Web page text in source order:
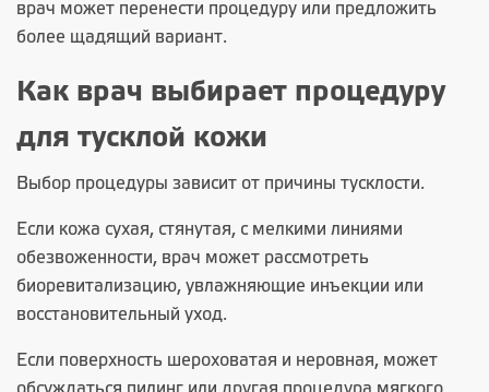
врач может перенести процедуру или предложить
более щадящий вариант.
Как врач выбирает процедуру
для тусклой кожи
Выбор процедуры зависит от причины тусклости.
Если кожа сухая, стянутая, с мелкими линиями
обезвоженности, врач может рассмотреть
биоревитализацию, увлажняющие инъекции или
восстановительный уход.
Если поверхность шероховатая и неровная, может